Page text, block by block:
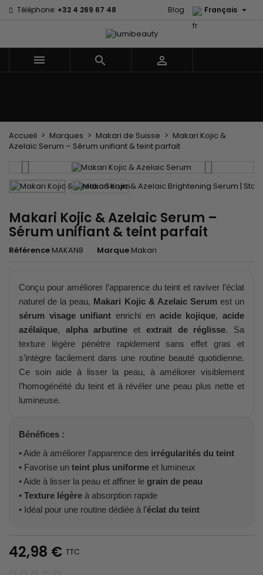
Téléphone: +32 4 269 67 48 Français 
Blog
  
Accueil Marques Makari de Suisse
Makari Kojic &
Azelaic Serum – Sérum unifiant & teint parfait
Makari Kojic & Azelaic Serum –
Sérum unifiant & teint parfait
Référence MAKAN8 Marque Makari
Conçu pour améliorer l’apparence du teint et raviver l’éclat
naturel de la peau, Makari Kojic & Azelaic Serumest un
sérum visage unifiant enrichi en acide kojique,acide
azélaïque, alpha arbutine et extrait de réglisse. Sa
texture légère pénètre rapidement sans effet gras et
s’intègre facilement dans une routine beauté quotidienne.
Ce soin aide à lisser la peau, à améliorer visiblement
l’homogénéité du teint et à révéler une peau plus nette et
lumineuse.
Bénéfices :
• Aide à améliorer l’apparence des irrégularités du teint
• Favorise un teint plus uniforme et lumineux
• Aide à lisser la peau et affiner le grain de peau
• Texture légère à absorption rapide
• Idéal pour une routine dédiée à l’éclat du teint
42,98 € TTC